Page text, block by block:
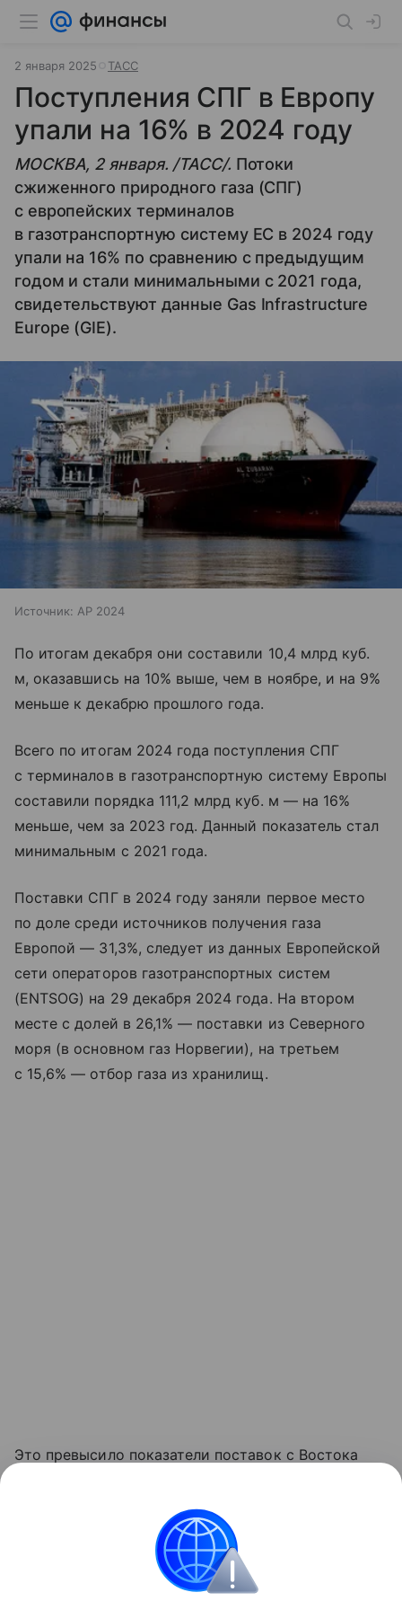
2 января 2025 ТАСС
Поступления СПГ в Европу
упали на 16% в 2024 году
МОСКВА, 2 января. /ТАСС/. Потоки
сжиженного природного газа (СПГ)
с европейских терминалов
в газотранспортную систему ЕС в 2024 году
упали на 16% по сравнению с предыдущим
годом и стали минимальными с 2021 года,
свидетельствуют данные Gas Infrastructure
Europe (GIE).
Источник: AP 2024
По итогам декабря они составили 10,4 млрд куб.
м, оказавшись на 10% выше, чем в ноябре, и на 9%
меньше к декабрю прошлого года.
Всего по итогам 2024 года поступления СПГ
с терминалов в газотранспортную систему Европы
составили порядка 111,2 млрд куб. м — на 16%
меньше, чем за 2023 год. Данный показатель стал
минимальным с 2021 года.
Поставки СПГ в 2024 году заняли первое место
по доле среди источников получения газа
Европой — 31,3%, следует из данных Европейской
сети операторов газотранспортных систем
(ENTSOG) на 29 декабря 2024 года. На втором
месте с долей в 26,1% — поставки из Северного
моря (в основном газ Норвегии), на третьем
с 15,6% — отбор газа из хранилищ.
Это превысило показатели поставок с Востока
отбор европейскими компаниями своего газа
из ПХГ Украины) (10,5%). Поставки газа
из Северной Африки составили 9,4%,
из Великобритании — 3,6%.